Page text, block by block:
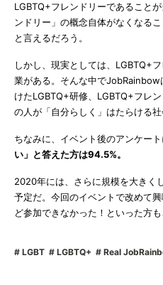
LGBTQ+フレンドリーであること
ンドリー」の概念自体がなくなる
と言えるだろう。
しかし、現実としては、LGBTQ+
業がある。そんな中でJobRainbow
けたLGBTQ+研修、LGBTQ+フレ
の人が「自分らしく」はたらける社
ちなみに、イベント後のアンケート
い」と答えた方は94.5%。
2020年には、さらに規模を大きく
予定だ。今回のイベントで改めて
ど参加できなかった！といった方も
LGBT LGBTQ+ Real